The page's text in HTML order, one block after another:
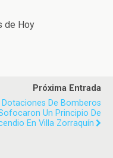
de Hoy
Próxima Entrada
Dotaciones De Bomberos
Un Principio De
En Villa Zorraquín